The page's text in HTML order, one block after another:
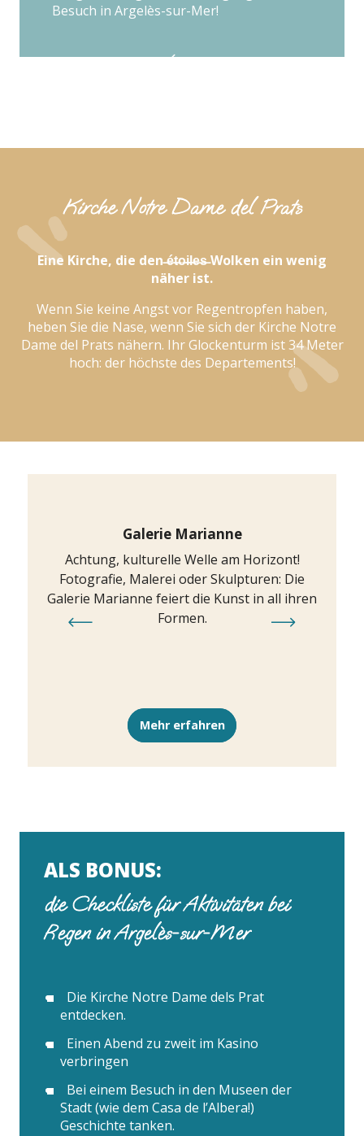
Besuch in Argelès-sur-Mer!
Kirche Notre Dame del Prats
Eine Kirche, die den ̶é̶t̶o̶i̶l̶e̶s̶ Wolken ein wenig
näher ist.
Wenn Sie keine Angst vor Regentropfen haben,
heben Sie die Nase, wenn Sie sich der Kirche Notre
Dame del Prats nähern. Ihr Glockenturm ist 34 Meter
hoch: der höchste des Departements!
Galerie Marianne
Achtung, kulturelle Welle am Horizont!
Fotografie, Malerei oder Skulpturen: Die
Galerie Marianne feiert die Kunst in all ihren
Formen.
Mehr erfahren
ALS BONUS:
die Checkliste für Aktivitäten bei
Regen in Argelès-sur-Mer
Die Kirche Notre Dame dels Prat
entdecken.
Einen Abend zu zweit im Kasino
verbringen
Bei einem Besuch in den Museen der
Stadt (wie dem Casa de l’Albera!)
Geschichte tanken.